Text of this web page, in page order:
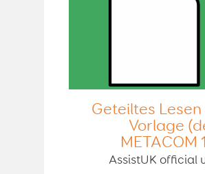
Geteiltes Lesen
Vorlage
METACOM
AssistUK official